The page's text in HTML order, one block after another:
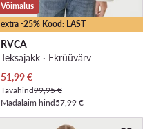
extra -25% Kood: LAST
Võimalus
RVCA
Teksajakk · Ekrüüvärv
Praegune hind
51,99€
Tavahind99,95 €
Madalaim hind57,99 €